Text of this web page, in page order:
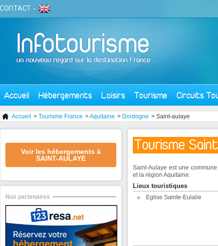
CONTACT -
Accueil Hébergements Loisirs Tourisme Circuits
Accueil > Tourisme France >Aquitaine > Dordogne > Saint-aulaye
Tourisme
Saint-Aulaye est une
et la région Aquitaine.
Lieux touristiques
Eglise Sainte-Eulalie
Voir les hébergements à
SAINT-AULAYE
Nos partenaires